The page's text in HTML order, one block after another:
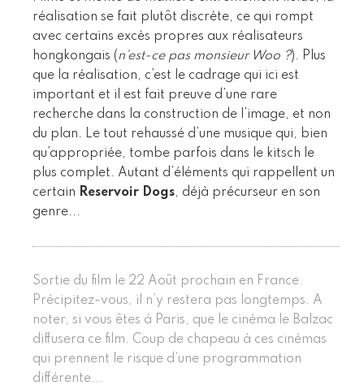
réalisation se fait plutôt discrète, ce qui rompt
avec certains excès propres aux réalisateurs
hongkongais (n’est-ce pas monsieur Woo ?). Plus
que la réalisation, c’est le cadrage qui ici est
important et il est fait preuve d’une rare
recherche dans la construction de l’image, et non
du plan. Le tout rehaussé d’une musique qui, bien
qu’appropriée, tombe parfois dans le kitsch le
plus complet. Autant d’éléments qui rappellent un
certain Reservoir Dogs, déjà précurseur en son
genre...
Sortie du film le 22 Août prochain en France.
Précipitez-vous, il n’y restera pas longtemps. A
noter, si vous êtes à Paris, que le cinéma le Balzac
diffusera ce film. Coup de chapeau à ces cinémas
qui prennent le risque d’une programmation
différente...